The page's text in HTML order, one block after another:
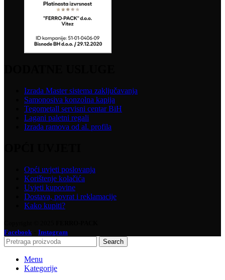
Izrada Master sistema zaključavanja
Samonosiva konzolna kapija
Tegometall servisni centar BiH
Lagani paletni regali
Izrada ramova od al. profila
Opći uvjeti poslovanja
Korištenje kolačića
Uvjeti kupovine
Dostava, povrat i reklamacije
Kako kupiti?
Facebook
Instagram
Search
Menu
Kategorije